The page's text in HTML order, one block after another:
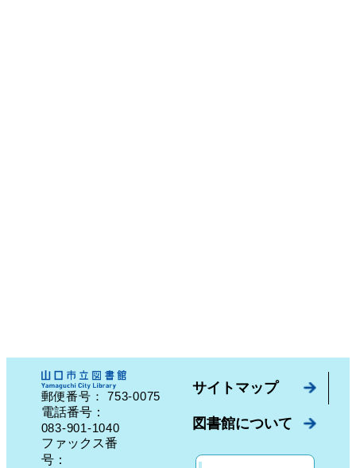
郵便番号：753-0075 山口県山口市中園町７番７号
電話番号：
083-901-1040
ファックス番
号：
サイトマップ
図書館について